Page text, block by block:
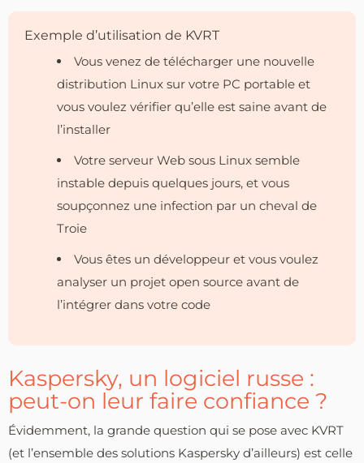
Exemple d’utilisation de KVRT
Vous venez de télécharger une nouvelle
distribution Linux sur votre PC portable et
vous voulez vérifier qu’elle est saine avant de
l’installer
Votre serveur Web sous Linux semble
instable depuis quelques jours, et vous
soupçonnez une infection par un cheval de
Troie
Vous êtes un développeur et vous voulez
analyser un projet open source avant de
l’intégrer dans votre code
Kaspersky, un logiciel russe :
peut-on leur faire confiance ?
Évidemment, la grande question qui se pose avec KVRT
(et l’ensemble des solutions Kaspersky d’ailleurs) est celle